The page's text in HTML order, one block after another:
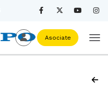
Asociate